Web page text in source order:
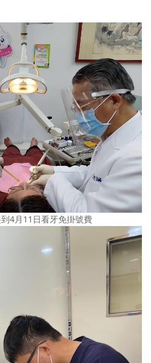
4月11日看牙免掛號費